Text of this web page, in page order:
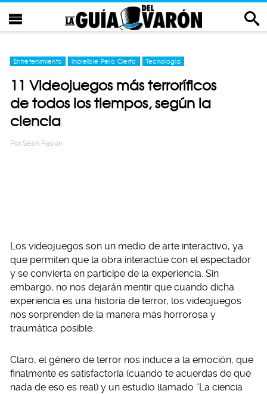
Entretenimiento Increíble Pero Cierto Tecnología
11 Videojuegos más terroríficos
de todos los tiempos, según la
ciencia
Por Sean Paskin
Los videojuegos son un medio de arte interactivo, ya
que permiten que la obra interactúe con el espectador
y se convierta en partícipe de la experiencia. Sin
embargo, no nos dejarán mentir que cuando dicha
experiencia es una historia de terror, los videojuegos
nos sorprenden de la manera más horrorosa y
traumática posible.
Claro, el género de terror nos induce a la emoción, que
finalmente es satisfactoria (cuando te acuerdas de que
nada de eso es real) y un estudio llamado “La ciencia